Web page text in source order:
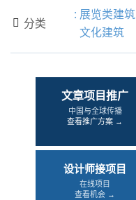
 分类
: 展览类建筑
文化建筑
文章项目推广
中国与全球传播
查看推广方案 →
设计师接项目
在线项目
查看机会 →